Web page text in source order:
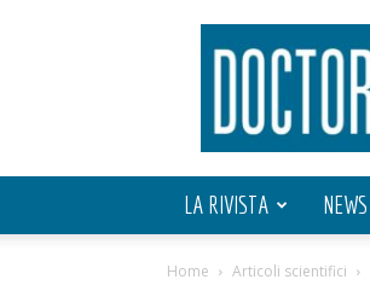
Doctor
OS
LA RIVISTA NEWS
Home Articoli scientifici